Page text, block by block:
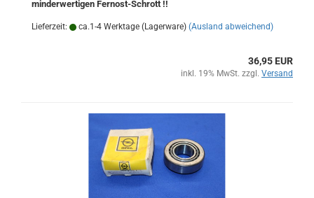
minderwertigen Fernost-Schrott !!
Lieferzeit: ca.1-4 Werktage (Lagerware) (Ausland abweichend)
36,95 EUR
inkl. 19% MwSt. zzgl. Versand